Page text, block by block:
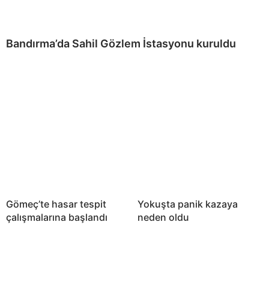
Bandırma’da Sahil Gözlem İstasyonu kuruldu
Gömeç’te hasar tespit
çalışmalarına başlandı
Yokuşta panik kazaya
neden oldu